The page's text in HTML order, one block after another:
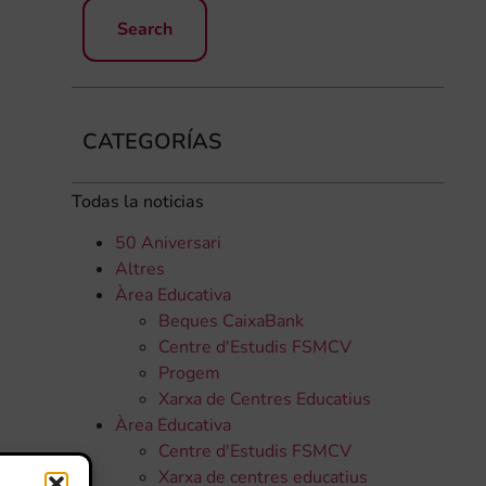
CATEGORÍAS
Todas la noticias
50 Aniversari
Altres
Àrea Educativa
Beques CaixaBank
Centre d'Estudis FSMCV
Progem
Xarxa de Centres Educatius
Àrea Educativa
Centre d'Estudis FSMCV
Xarxa de centres educatius